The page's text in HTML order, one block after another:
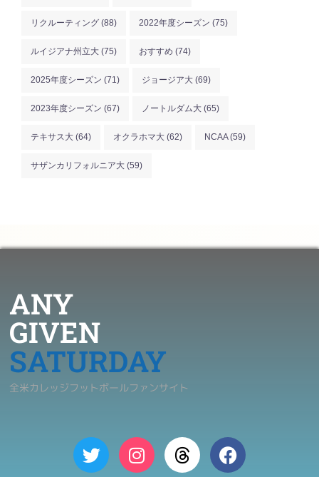
リクルーティング (88) 2022年度シーズン (75)
ルイジアナ州立大 (75) おすすめ (74)
2025年度シーズン (71) ジョージア大 (69)
2023年度シーズン (67) ノートルダム大 (65)
テキサス大 (64) オクラホマ大 (62) NCAA(59)
サザンカリフォルニア大 (59)
ANY
GIVEN
SATURDAY
全米カレッジフットボールファンサイト